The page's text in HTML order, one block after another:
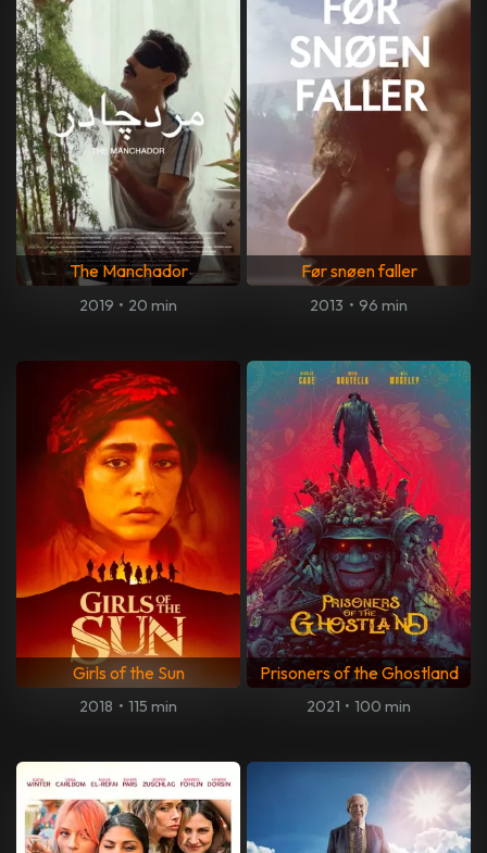
The Manchador
2019 • 20 min
Før snøen faller
2013 • 96 min
Girls of the Sun
2018 • 115 min
Prisoners of the Ghostland
2021 • 100 min